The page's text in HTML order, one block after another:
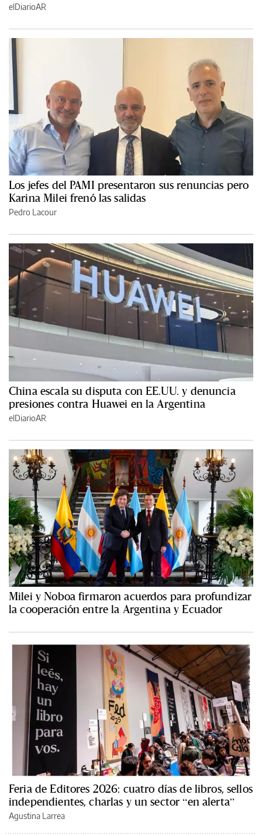
elDiarioAR
Los jefes del PAMI presentaron sus renuncias pero
Karina Milei frenó las salidas
Pedro Lacour
China escala su disputa con EE.UU. y denuncia
presiones contra Huawei en la Argentina
elDiarioAR
Milei y Noboa firmaron acuerdos para profundizar
la cooperación entre la Argentina y Ecuador
Feria de Editores 2026: cuatro días de libros, sellos
independientes, charlas y un sector “en alerta”
Agustina Larrea